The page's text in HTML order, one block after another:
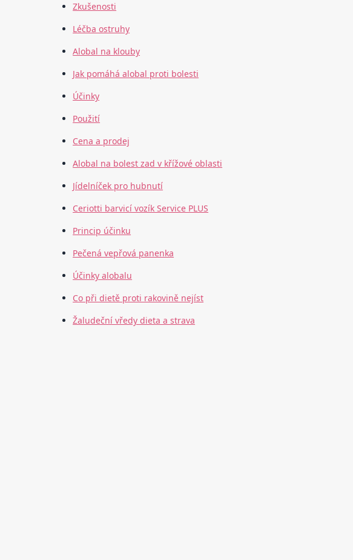
Zkušenosti
Léčba ostruhy
Alobal na klouby
Jak pomáhá alobal proti bolesti
Účinky
Použití
Cena a prodej
Alobal na bolest zad v křížové oblasti
Jídelníček pro hubnutí
Ceriotti barvicí vozík Service PLUS
Princip účinku
Pečená vepřová panenka
Účinky alobalu
Co při dietě proti rakovině nejíst
Žaludeční vředy dieta a strava